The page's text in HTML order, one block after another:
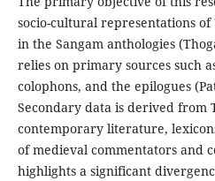
socio-cultural representations
in the Sangam anthologies
relies on primary sources such
colophons, and the epilogues
Secondary data is derived from
contemporary literature,
of medieval commentators and
highlights a significant